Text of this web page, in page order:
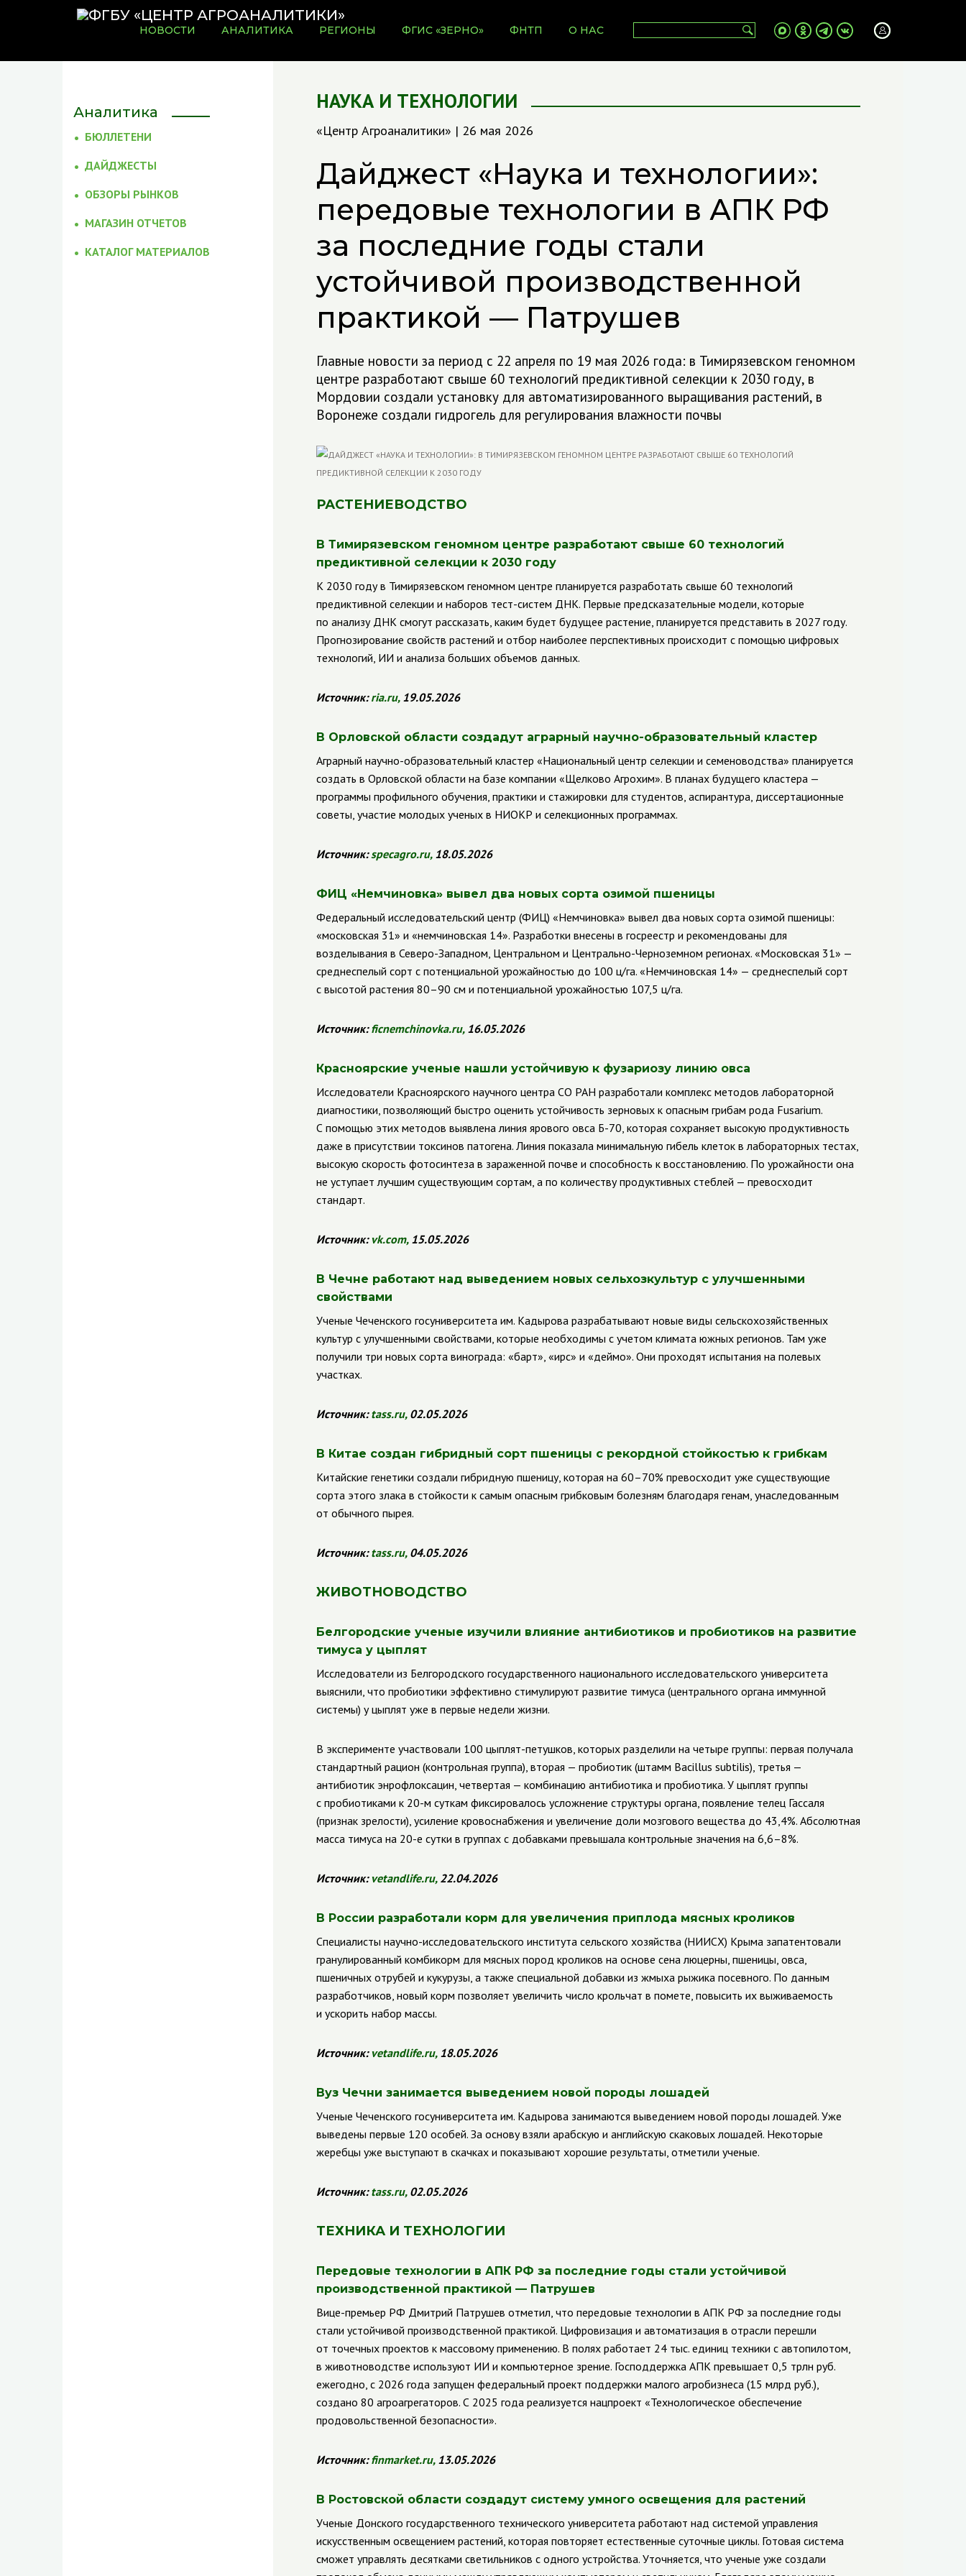
НОВОСТИ АНАЛИТИКА РЕГИОНЫ ФГИС «ЗЕРНО» ФНТП О НАС
Аналитика
БЮЛЛЕТЕНИ
ДАЙДЖЕСТЫ
ОБЗОРЫ РЫНКОВ
МАГАЗИН ОТЧЕТОВ
КАТАЛОГ МАТЕРИАЛОВ
НАУКА И ТЕХНОЛОГИИ
«Центр Агроаналитики» | 26 мая 2026
Дайджест «Наука и технологии»:
передовые технологии в АПК РФ
за последние годы стали
устойчивой производственной
практикой — Патрушев
Главные новости за период с 22 апреля по 19 мая 2026 года: в Тимирязевском геномном
центре разработают свыше 60 технологий предиктивной селекции к 2030 году, в
Мордовии создали установку для автоматизированного выращивания растений, в
Воронеже создали гидрогель для регулирования влажности почвы
РАСТЕНИЕВОДСТВО
В Тимирязевском геномном центре разработают свыше 60 технологий
предиктивной селекции к 2030 году
К 2030 году в Тимирязевском геномном центре планируется разработать свыше 60 технологий
предиктивной селекции и наборов тест-систем ДНК. Первые предсказательные модели, которые
по анализу ДНК смогут рассказать, каким будет будущее растение, планируется представить в 2027 году.
Прогнозирование свойств растений и отбор наиболее перспективных происходит с помощью цифровых
технологий, ИИ и анализа больших объемов данных.
Источник: ria.ru,19.05.2026
В Орловской области создадут аграрный научно-образовательный кластер
Аграрный научно-образовательный кластер «Национальный центр селекции и семеноводства» планируется
создать в Орловской области на базе компании «Щелково Агрохим». В планах будущего кластера —
программы профильного обучения, практики и стажировки для студентов, аспирантура, диссертационные
советы, участие молодых ученых в НИОКР и селекционных программах.
Источник: specagro.ru,18.05.2026
ФИЦ «Немчиновка» вывел два новых сорта озимой пшеницы
Федеральный исследовательский центр (ФИЦ) «Немчиновка» вывел два новых сорта озимой пшеницы:
«московская 31» и «немчиновская 14». Разработки внесены в госреестр и рекомендованы для
возделывания в Северо-Западном, Центральном и Центрально-Черноземном регионах. «Московская 31» —
среднеспелый сорт с потенциальной урожайностью до 100 ц/га. «Немчиновская 14» — среднеспелый сорт
с высотой растения 80–90 см и потенциальной урожайностью 107,5 ц/га.
Источник: ficnemchinovka.ru,16.05.2026
Красноярские ученые нашли устойчивую к фузариозу линию овса
Исследователи Красноярского научного центра СО РАН разработали комплекс методов лабораторной
диагностики, позволяющий быстро оценить устойчивость зерновых к опасным грибам рода Fusarium.
С помощью этих методов выявлена линия ярового овса Б-70, которая сохраняет высокую продуктивность
даже в присутствии токсинов патогена. Линия показала минимальную гибель клеток в лабораторных тестах,
высокую скорость фотосинтеза в зараженной почве и способность к восстановлению. По урожайности она
не уступает лучшим существующим сортам, а по количеству продуктивных стеблей — превосходит
стандарт.
Источник: vk.com,15.05.2026
В Чечне работают над выведением новых сельхозкультур с улучшенными
свойствами
Ученые Чеченского госуниверситета им. Кадырова разрабатывают новые виды сельскохозяйственных
культур с улучшенными свойствами, которые необходимы с учетом климата южных регионов. Там уже
получили три новых сорта винограда: «барт», «ирс» и «деймо». Они проходят испытания на полевых
участках.
Источник: tass.ru,02.05.2026
В Китае создан гибридный сорт пшеницы с рекордной стойкостью к грибкам
Китайские генетики создали гибридную пшеницу, которая на 60–70% превосходит уже существующие
сорта этого злака в стойкости к самым опасным грибковым болезням благодаря генам, унаследованным
от обычного пырея.
Источник: tass.ru,04.05.2026
ЖИВОТНОВОДСТВО
Белгородские ученые изучили влияние антибиотиков и пробиотиков на развитие
тимуса у цыплят
Исследователи из Белгородского государственного национального исследовательского университета
выяснили, что пробиотики эффективно стимулируют развитие тимуса (центрального органа иммунной
системы) у цыплят уже в первые недели жизни.
В эксперименте участвовали 100 цыплят-петушков, которых разделили на четыре группы: первая получала
стандартный рацион (контрольная группа), вторая — пробиотик (штамм Bacillus subtilis), третья —
антибиотик энрофлоксацин, четвертая — комбинацию антибиотика и пробиотика. У цыплят группы
с пробиотиками к 20-м суткам фиксировалось усложнение структуры органа, появление телец Гассаля
(признак зрелости), усиление кровоснабжения и увеличение доли мозгового вещества до 43,4%. Абсолютная
масса тимуса на 20-е сутки в группах с добавками превышала контрольные значения на 6,6–8%.
Источник: vetandlife.ru,22.04.2026
В России разработали корм для увеличения приплода мясных кроликов
Специалисты научно-исследовательского института сельского хозяйства (НИИСХ) Крыма запатентовали
гранулированный комбикорм для мясных пород кроликов на основе сена люцерны, пшеницы, овса,
пшеничных отрубей и кукурузы, а также специальной добавки из жмыха рыжика посевного. По данным
разработчиков, новый корм позволяет увеличить число крольчат в помете, повысить их выживаемость
и ускорить набор массы.
Источник: vetandlife.ru,18.05.2026
Вуз Чечни занимается выведением новой породы лошадей
Ученые Чеченского госуниверситета им. Кадырова занимаются выведением новой породы лошадей. Уже
выведены первые 120 особей. За основу взяли арабскую и английскую скаковых лошадей. Некоторые
жеребцы уже выступают в скачках и показывают хорошие результаты, отметили ученые.
Источник: tass.ru,02.05.2026
ТЕХНИКА И ТЕХНОЛОГИИ
Передовые технологии в АПК РФ за последние годы стали устойчивой
производственной практикой — Патрушев
Вице-премьер РФ Дмитрий Патрушев отметил, что передовые технологии в АПК РФ за последние годы
стали устойчивой производственной практикой. Цифровизация и автоматизация в отрасли перешли
от точечных проектов к массовому применению. В полях работает 24 тыс. единиц техники с автопилотом,
в животноводстве используют ИИ и компьютерное зрение. Господдержка АПК превышает 0,5 трлн руб.
ежегодно, с 2026 года запущен федеральный проект поддержки малого агробизнеса (15 млрд руб.),
создано 80 агроагрегаторов. С 2025 года реализуется нацпроект «Технологическое обеспечение
продовольственной безопасности».
Источник: finmarket.ru,13.05.2026
В Ростовской области создадут систему умного освещения для растений
Ученые Донского государственного технического университета работают над системой управления
искусственным освещением растений, которая повторяет естественные суточные циклы. Готовая система
сможет управлять десятками светильников с одного устройства. Уточняется, что ученые уже создали